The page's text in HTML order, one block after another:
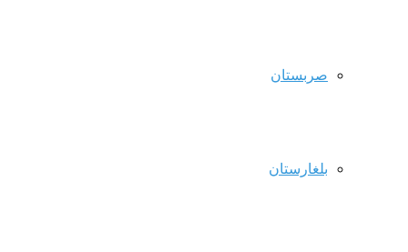
صربستان
بلغارستان